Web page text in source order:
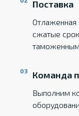
Поставка
Отлаженная
сжатые
Команда
Выполним